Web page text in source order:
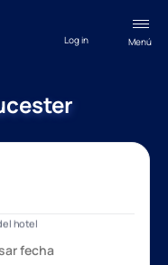
Menú
Log in